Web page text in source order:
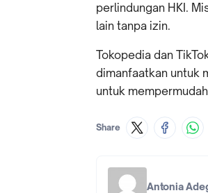
perlindungan HKI.
lain tanpa izin.
Tokopedia dan
dimanfaatkan untuk
untuk
Share
Antonia